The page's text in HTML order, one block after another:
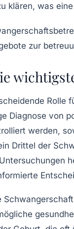
klären, was
Rolle
Diagnose von
werden,
Drittel der